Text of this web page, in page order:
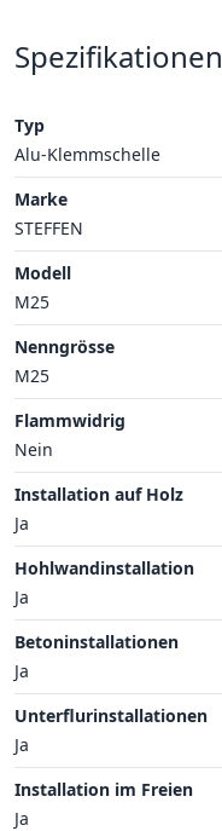
Spezifikationen
Typ
Alu-Klemmschelle
Marke
STEFFEN
Modell
M25
Nenngrösse
M25
Flammwidrig
Nein
Installation auf Holz
Ja
Hohlwandinstallation
Ja
Betoninstallationen
Ja
Unterflurinstallationen
Ja
Installation im Freien
Ja